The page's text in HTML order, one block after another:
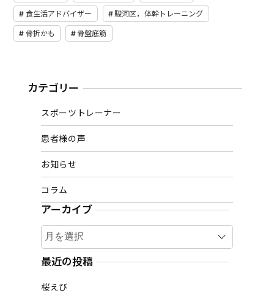
食生活アドバイザー 駿河区，体幹トレーニング
骨折かも 骨盤底筋
カテゴリー
スポーツトレーナー
患者様の声
お知らせ
コラム
アーカイブ
ア
ー
カ
ブ
最近の投稿
桜えび